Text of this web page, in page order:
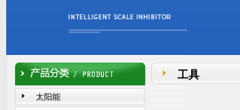
太阳能
工具